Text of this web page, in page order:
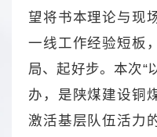
望将书本理论与现
一线工作经验短板
局、起好步。本次“
办，是陕煤建设铜
激活基层队伍活力